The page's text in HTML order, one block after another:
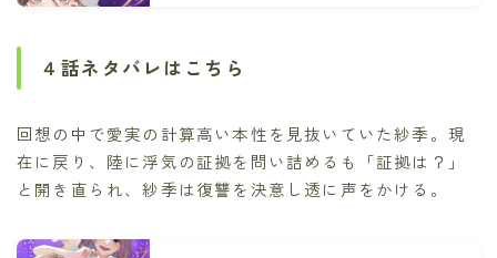
４話ネタバレはこちら
回想の中で愛実の計算高い本性を見抜いていた紗季。現
在に戻り、陸に浮気の証拠を問い詰めるも「証拠は？」
と開き直られ、紗季は復讐を決意し透に声をかける。